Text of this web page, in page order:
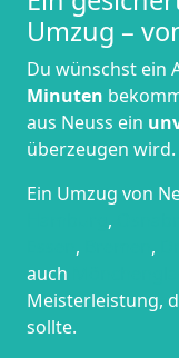
Umzug –
Du wünschst ein
Minuten
aus Neuss ein
überzeugen wird.
Ein Umzug von
,
, ,
auch
Meisterleistung,
sollte.